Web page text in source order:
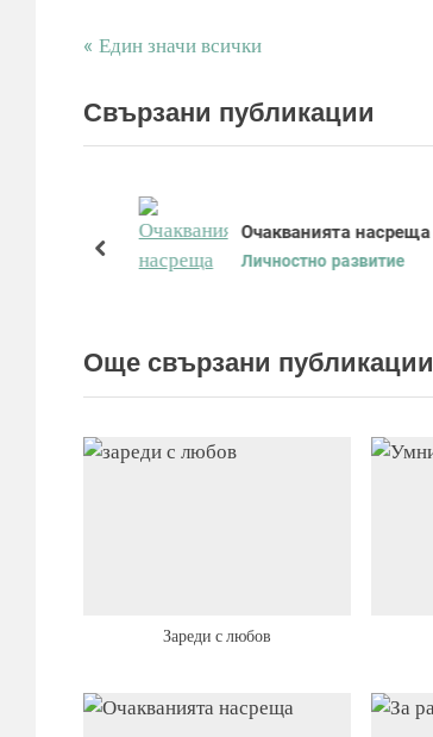
Навигация
P
e
s
t
:
Един значи всички
Свързани публикации
Очакванията насреща
Личностно развитие
prev
Още свързани публикации
Зареди с любов